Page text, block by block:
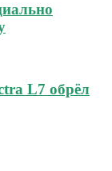
L7 обрёл